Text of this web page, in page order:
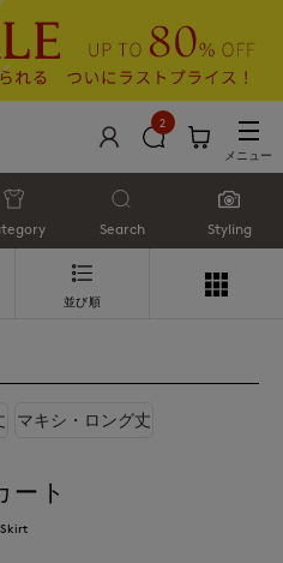
2
メニュー
Search Styling
並び順
マキシ・ロング丈
ート
Skirt